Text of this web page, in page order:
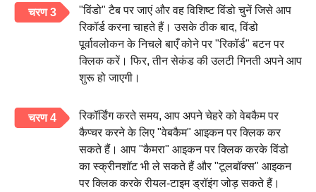
चरण 3
"विंडो" टैब पर जाएं और वह विशिष्ट विंडो चुनें जिसे आप
रिकॉर्ड करना चाहते हैं। उसके ठीक बाद, विंडो
पूर्वावलोकन के निचले बाएँ कोने पर "रिकॉर्ड" बटन पर
क्लिक करें। फिर, तीन सेकंड की उलटी गिनती अपने आप
शुरू हो जाएगी।
चरण 4
रिकॉर्डिंग करते समय, आप अपने चेहरे को वेबकैम पर
कैप्चर करने के लिए "वेबकैम" आइकन पर क्लिक कर
सकते हैं। आप "कैमरा" आइकन पर क्लिक करके विंडो
का स्क्रीनशॉट भी ले सकते हैं और "टूलबॉक्स" आइकन
पर क्लिक करके रीयल-टाइम ड्रॉइंग जोड़ सकते हैं।